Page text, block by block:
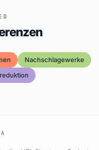
Nachschlagewerke